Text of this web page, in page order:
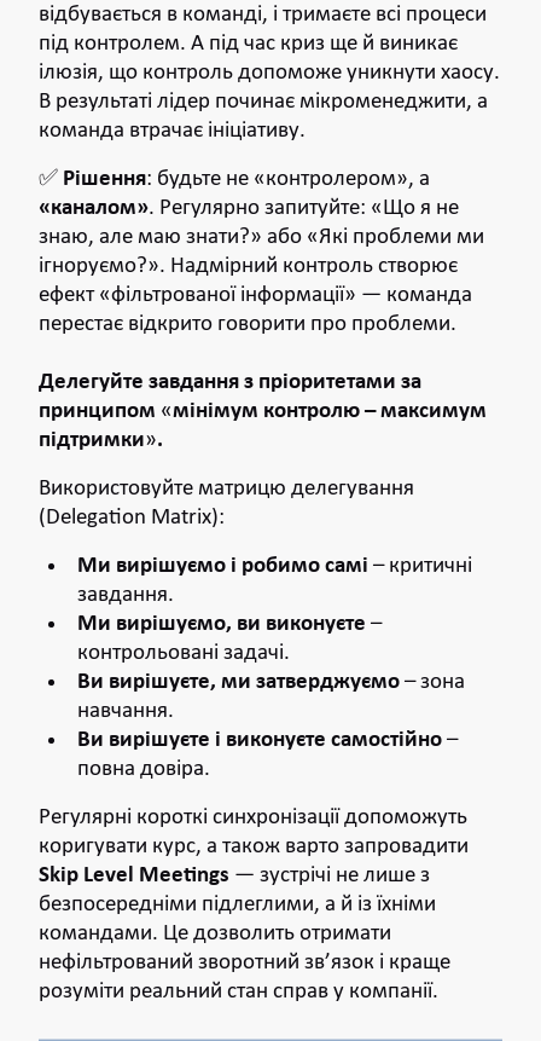
відбувається в команді, і тримаєте всі процеси
під контролем. А під час криз ще й виникає
ілюзія, що контроль допоможе уникнути хаосу.
В результаті лідер починає мікроменеджити, а
команда втрачає ініціативу.
✅ Рішення: будьте не «контролером», а
«каналом». Регулярно запитуйте: «Що я не
знаю, але маю знати?» або «Які проблеми ми
ігноруємо?». Надмірний контроль створює
ефект «фільтрованої інформації» — команда
перестає відкрито говорити про проблеми.
Делегуйте завдання з пріоритетами за
принципом «мінімум контролю – максимум
підтримки».
Використовуйте матрицю делегування
(Delegation Matrix):
Ми вирішуємо і робимо самі – критичні
завдання.
Ми вирішуємо, ви виконуєте –
контрольовані задачі.
Ви вирішуєте, ми затверджуємо – зона
навчання.
Ви вирішуєте і виконуєте самостійно –
повна довіра.
Регулярні короткі синхронізації допоможуть
коригувати курс, а також варто запровадити
Skip Level Meetings — зустрічі не лише з
безпосередніми підлеглими, а й із їхніми
командами. Це дозволить отримати
нефільтрований зворотний зв’язок і краще
розуміти реальний стан справ у компанії.